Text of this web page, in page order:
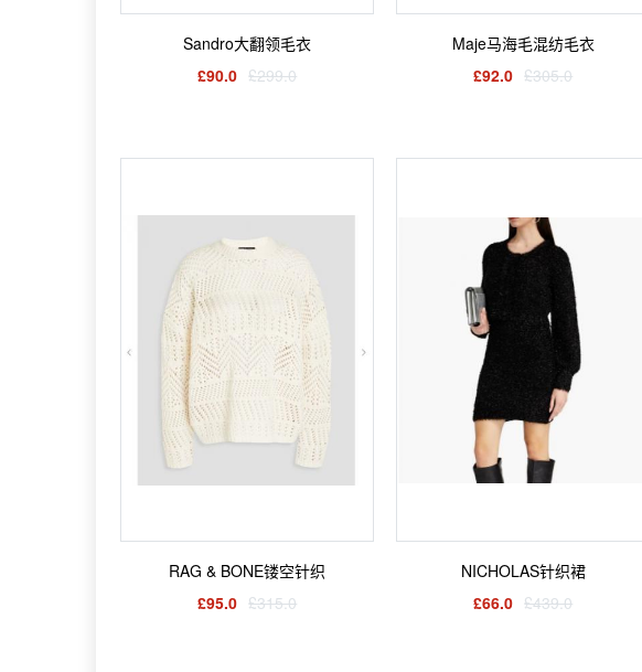
Sandro大翻领毛衣
£90.0 £299.0
Maje马海毛混纺毛衣
£92.0 £305.0
RAG & BONE镂空针织
£95.0 £315.0
NICHOLAS针织裙
£66.0 £439.0